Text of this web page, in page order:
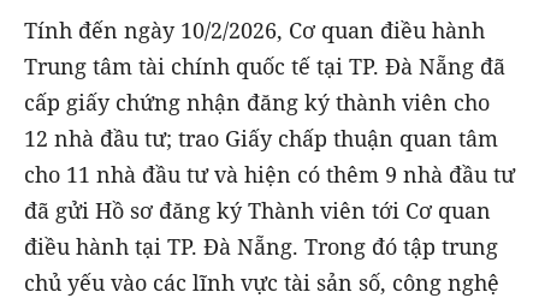
Tính đến ngày 10/2/2026, Cơ quan điều hành
Trung tâm tài chính quốc tế tại TP. Đà Nẵng đã
cấp giấy chứng nhận đăng ký thành viên cho
12 nhà đầu tư; trao Giấy chấp thuận quan tâm
cho 11 nhà đầu tư và hiện có thêm 9 nhà đầu tư
đã gửi Hồ sơ đăng ký Thành viên tới Cơ quan
điều hành tại TP. Đà Nẵng. Trong đó tập trung
chủ yếu vào các lĩnh vực tài sản số, công nghệ